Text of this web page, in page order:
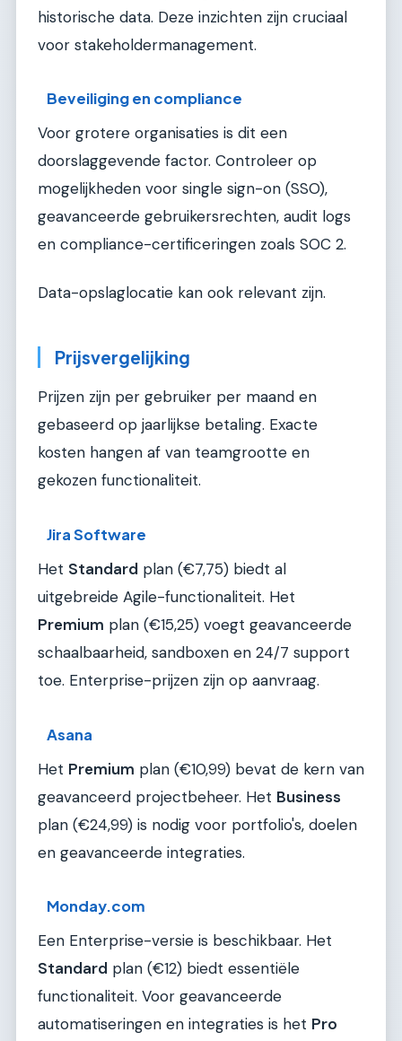
historische data. Deze inzichten zijn cruciaal
voor stakeholdermanagement.
Beveiliging en compliance
Voor grotere organisaties is dit een
doorslaggevende factor. Controleer op
mogelijkheden voor single sign-on (SSO),
geavanceerde gebruikersrechten, audit logs
en compliance-certificeringen zoals SOC 2.
Data-opslaglocatie kan ook relevant zijn.
Prijsvergelijking
Prijzen zijn per gebruiker per maand en
gebaseerd op jaarlijkse betaling. Exacte
kosten hangen af van teamgrootte en
gekozen functionaliteit.
Jira Software
Het Standard plan (€7,75) biedt al
uitgebreide Agile-functionaliteit. Het
Premium plan (€15,25) voegt geavanceerde
schaalbaarheid, sandboxen en 24/7 support
toe. Enterprise-prijzen zijn op aanvraag.
Asana
Het Premium plan (€10,99) bevat de kern van
geavanceerd projectbeheer. Het Business
plan (€24,99) is nodig voor portfolio's, doelen
en geavanceerde integraties.
Monday.com
Een Enterprise-versie is beschikbaar. Het
Standard plan (€12) biedt essentiële
functionaliteit. Voor geavanceerde
automatiseringen en integraties is het Pro